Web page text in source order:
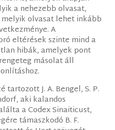
a nehezebb olvasat,
olvasat lehet inkább
A
eltérések szinte mind a
hibák, amelyek pont
másolat áll
J. A. Bengel, S. P.
aki kalandos
a Codex Sinaiticust,
támaszkodó B. F.